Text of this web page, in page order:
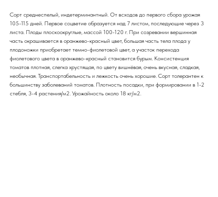
Сорт среднеспелый, индетерминантный. От всходов до первого сбора урожая
105-115 дней. Первое соцветие образуется над 7 листом, последующие через 3
листа. Плоды плоскоокруглые, массой 100-120 г. При созревании вершинная
часть окрашивается в оранжево-красный цвет, большая часть тела плода у
плодоножки приобретает темно-фиолетовой цвет, а участок перехода
фиолетового цвета в оранжево-красный становится бурым. Консистенция
томатов плотная, слегка хрустящая, по цвету вишнёвая, очень вкусная, сладкая,
необычная. Транспортабельность и лежкость очень хорошие. Сорт толерантен к
большинству заболеваний томатов. Плотность посадки, при формировании в 1-2
стебля, 3-4 растения/м2. Урожайность около 18 кг/м2.